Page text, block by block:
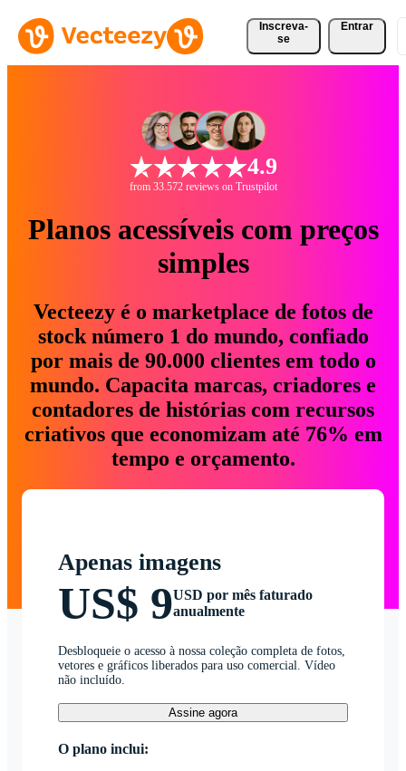
Inscreva-
se
Entrar
4.9
from 33.572 reviews on Trustpilot
Planos acessíveis com preços
simples
Vecteezy é o marketplace de fotos de
stock número 1 do mundo, confiado
por mais de 90.000 clientes em todo o
mundo. Capacita marcas, criadores e
contadores de histórias com recursos
criativos que economizam até 76% em
tempo e orçamento.
Apenas imagens
US$ 9USD por mês faturado
anualmente
Desbloqueie o acesso à nossa coleção completa de fotos,
vetores e gráficos liberados para uso comercial. Vídeo
não incluído.
Assine agora
O plano inclui: